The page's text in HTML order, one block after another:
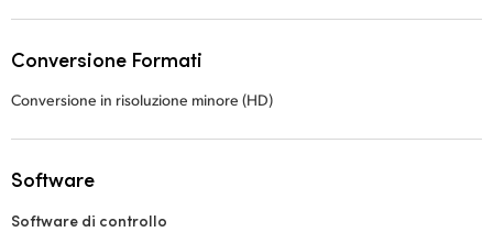
Conversione Formati
Conversione in risoluzione minore (HD)
Software
Software di controllo